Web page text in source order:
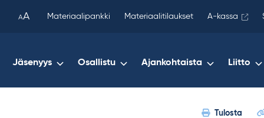
AA Materiaalipankki Materiaalitilaukset A-kassa
Jäsenyys Osallistu Ajankohtaista Liitto
Tulosta
copied
your
clipboard.)